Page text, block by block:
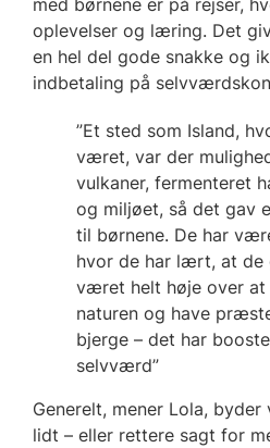
oplevelser og læring. Det
en hel del gode snakke og
indbetaling på
”Et sted som Island,
været, var der
vulkaner, fermenteret
og miljøet, så det gav
til børnene. De har
hvor de har lært, at de
været helt høje over
naturen og have
bjerge – det har
selvværd”
Generelt, mener Lola,
lidt – eller rettere sagt for